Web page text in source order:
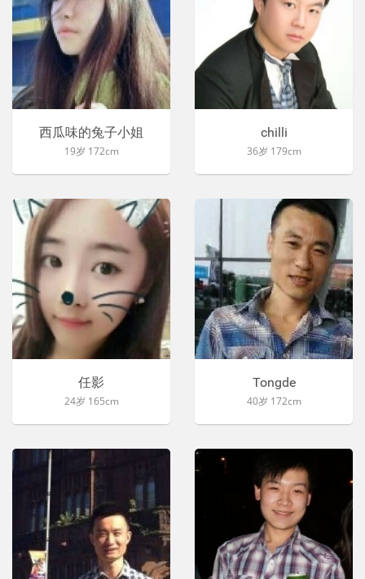
西瓜味的兔子小姐
19岁 172cm
chilli
36岁 179cm
任影
24岁 165cm
Tongde
40岁 172cm